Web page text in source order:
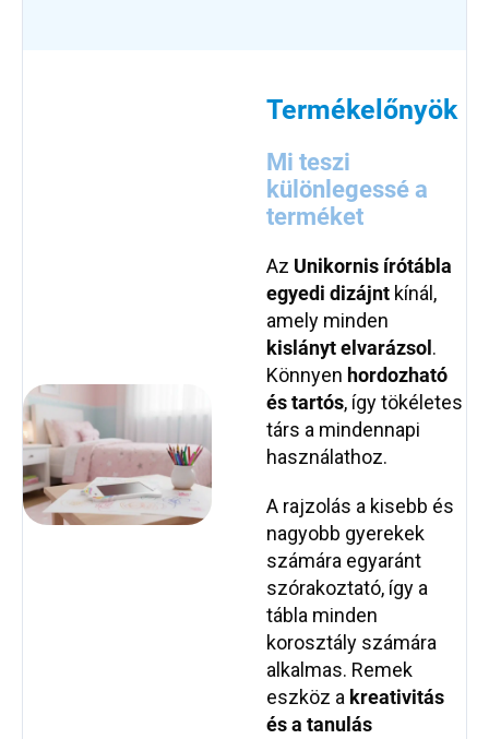
Termékelőnyök
Mi teszi
különlegessé a
terméket
Az Unikornis írótábla
egyedi dizájnt kínál,
amely minden
kislánytelvarázsol .
Könnyen hordozható
és tartós, így tökéletes
társ a mindennapi
használathoz.
A rajzolás a kisebb és
nagyobb gyerekek
számára egyaránt
szórakoztató, így a
tábla minden
korosztály számára
alkalmas. Remek
eszköz a kreativitás
és a tanulás